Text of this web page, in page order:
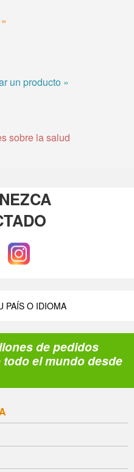
un producto »
sobre la salud
PAÍS O IDIOMA
de pedidos
el mundo desde